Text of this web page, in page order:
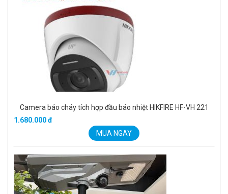
Camera báo cháy tích hợp đầu báo nhiệt HIKFIRE HF-VH 221
1.680.000 đ
MUA NGAY